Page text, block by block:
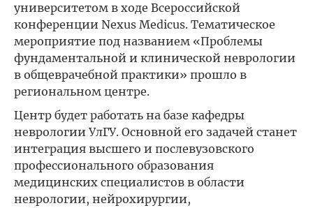
университетом в ходе Всероссийской
конференции Nexus Medicus. Тематическое
мероприятие под названием «Проблемы
фундаментальной и клинической неврологии
в общеврачебной практики» прошло в
региональном центре.
Центр будет работать на базе кафедры
неврологии УлГУ. Основной его задачей станет
интеграция высшего и послевузовского
профессионального образования
медицинских специалистов в области
неврологии, нейрохирургии,